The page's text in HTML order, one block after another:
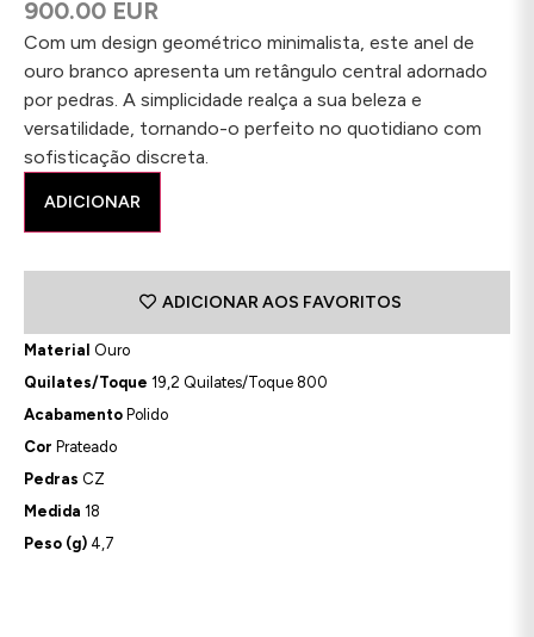
900.00 EUR
Com um design geométrico minimalista, este anel de
ouro branco apresenta um retângulo central adornado
por pedras. A simplicidade realça a sua beleza e
versatilidade, tornando-o perfeito no quotidiano com
sofisticação discreta.
ADICIONAR
ADICIONAR AOS FAVORITOS
Material Ouro
Quilates/Toque 19,2 Quilates/Toque 800
Acabamento Polido
Cor Prateado
Pedras CZ
Medida 18
Peso (g) 4,7